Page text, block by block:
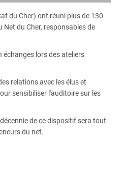
du Cher) ont réuni plus de 130
du Cher, responsables de
échanges lors des ateliers
relations avec les élus et
sensibiliser l'auditoire sur les
de ce dispositif sera tout
du net.